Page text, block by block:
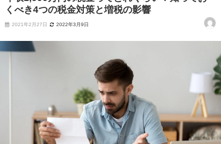
くべき4つの税金対策と増税の影響
2021年2月27日 2022年3月9日